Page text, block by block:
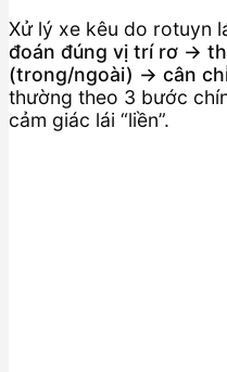
Xử lý xe kêu do rotuyn
đoán đúng vị trí rơ →
(trong/ngoài) → cân
thường theo 3 bước
cảm giác lái “liền”.